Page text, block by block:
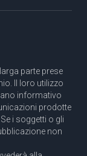
parte prese
Il loro utilizzo
informativo
prodotte
i soggetti o gli
non